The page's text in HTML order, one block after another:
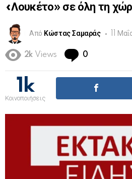
«Λουκέτο» σε όλη τη
Από Κώστας Σαμαράς 11
2k Views 0
1k
Κοινοποιήσεις